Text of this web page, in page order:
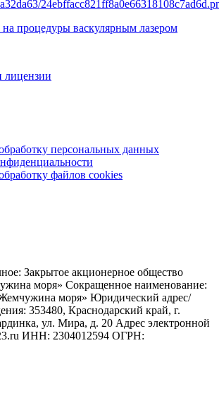
на процедуры васкулярным лазером
лицензии
персональных данных
файлов cookies
Закрытое акционерное общество
моря» Сокращенное наименование:
моря» Юридический адрес/
353480, Краснодарский край, г.
ул. Мира, д. 20 Адрес электронной
ИНН: 2304012594 ОГРН: